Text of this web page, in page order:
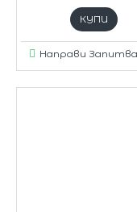
КУПИ
Направи